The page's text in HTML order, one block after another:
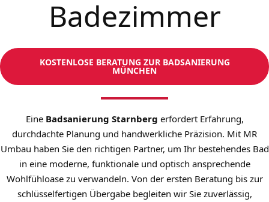
Badezimmer
KOSTENLOSE BERATUNG ZUR BADSANIERUNG
MÜNCHEN
Eine Badsanierung Starnberg erfordert Erfahrung,
durchdachte Planung und handwerkliche Präzision. Mit MR
Umbau haben Sie den richtigen Partner, um Ihr bestehendes Bad
in eine moderne, funktionale und optisch ansprechende
Wohlfühloase zu verwandeln. Von der ersten Beratung bis zur
schlüsselfertigen Übergabe begleiten wir Sie zuverlässig,